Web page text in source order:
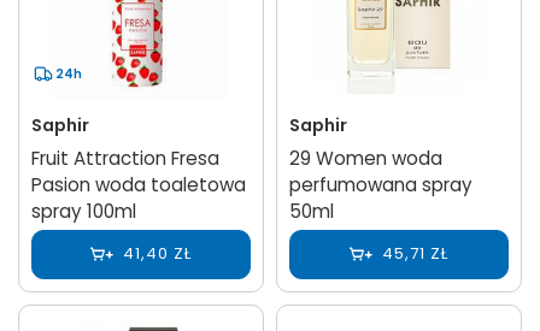
24h
Saphir
Fruit Attraction Fresa
Pasion woda toaletowa
spray 100ml
41,40 ZŁ
Saphir
29 Women woda
perfumowana spray
50ml
45,71 ZŁ